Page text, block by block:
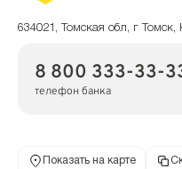
634021, Томская обл, г
8 800 333-33-
телефон банка
Показать на карте